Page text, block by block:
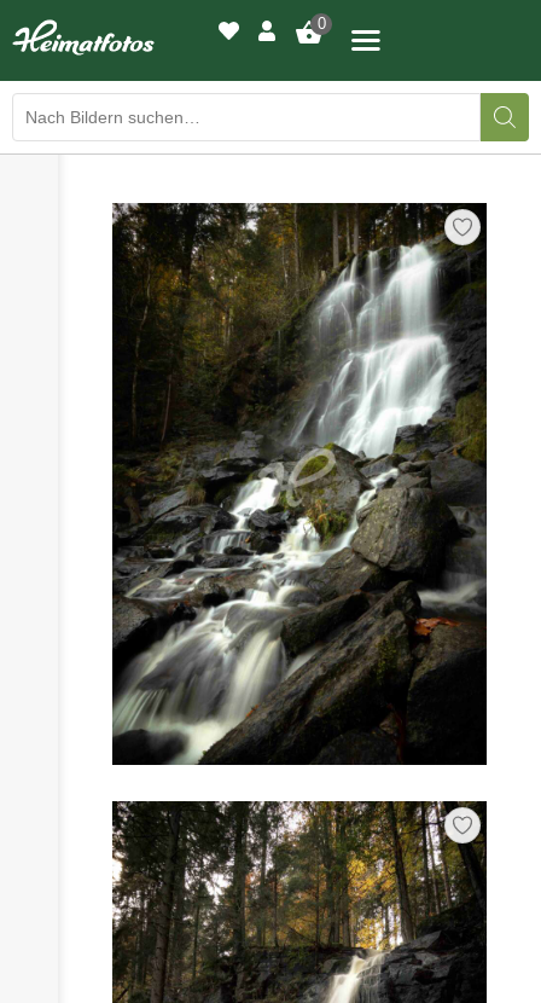
0
BILDERGALERIE
DRUCKQUALITÄTEN
LED-LEUCHTBILDER
WIR DRUCKEN IHR BILD
AUSSTELLUNGEN
HEIMATLICHTER
KONTAKT